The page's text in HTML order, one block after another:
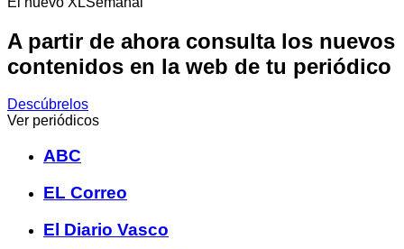
A partir de ahora consulta los nuevos
contenidos en la web de tu periódico
Descúbrelos
Ver periódicos
ABC
EL Correo
El Diario Vasco